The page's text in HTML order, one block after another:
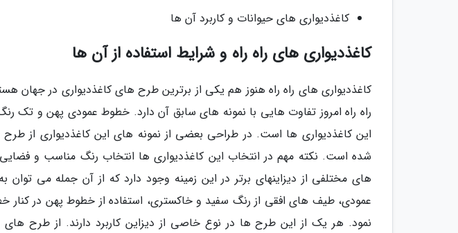
کاغذدیواری های حیوانات و کاربرد آن ها
کاغذدیواری های راه راه و شرایط استفاده از آن ها
کاغذدیواری های راه راه هنوز هم یکی از برترین طرح های کاغذدیواری در جهان
راه راه امروز تفاوت هایی با نمونه های سابق آن دارد. خطوط عمودی پهن و تک
این کاغذدیواری ها است. در طراحی بعضی از نمونه های این کاغذدیواری از
شده است. نکته مهم در انتخاب این کاغذدیواری ها انتخاب رنگ مناسب و فضایی
های مختلفی از دیزاین­های برتر در این زمینه وجود دارد که از آن جمله می
عمودی، طیف های افقی از رنگ سفید و خاکستری، استفاده از خطوط پهن در کنار
نمود. هر یک از این طرح ها در نوع خاصی از دیزاین کاربرد دارند. از طرح های